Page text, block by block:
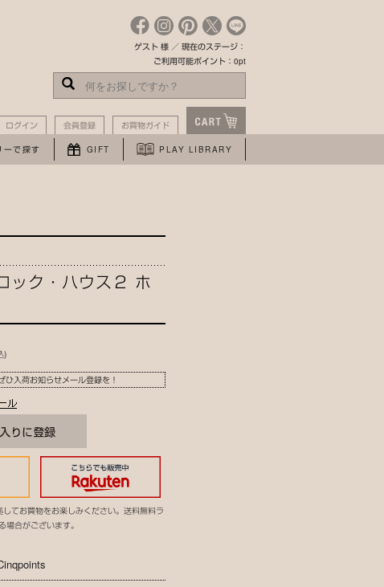
ゲスト 様 ／ 現在のステージ：
ご利用可能ポイント：0pt
ログイン 会員登録 お買物ガイド
ーで探す GIFT PLAY LIBRARY
てお買物をお楽しみください。送料無料ラ
場合がございます。
ック・ハウス２ ホ
)
ひ入荷お知らせメール登録を！